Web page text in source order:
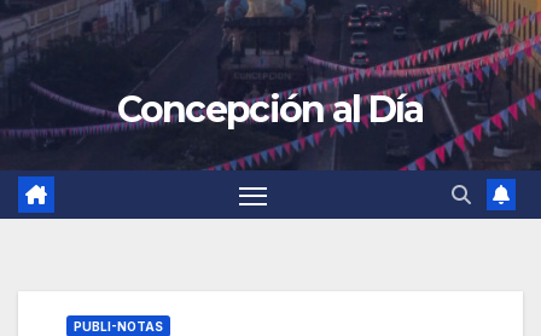
Concepción al Día
PUBLI-NOTAS